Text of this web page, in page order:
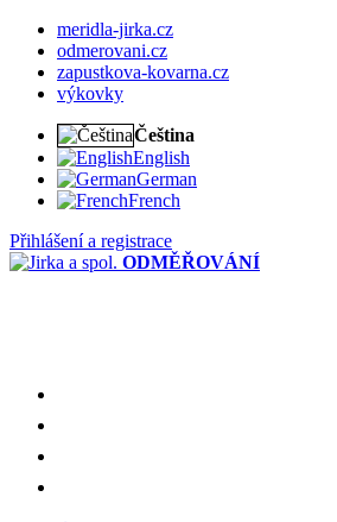
meridla-jirka.cz
odmerovani.cz
zapustkova-kovarna.cz
výkovky
Čeština
English
German
French
Přihlášení a registrace
ODMĚŘOVÁNÍ